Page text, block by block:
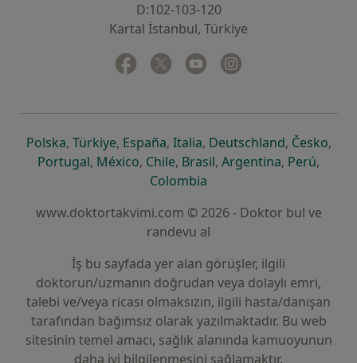
D:102-103-120
Kartal İstanbul, Türkiye
Facebook
yeni bir sekmede açılır
Twitter
yeni bir sekmede açılır
Youtube
yeni bir sekmede açılır
Polskayeni bir sekmede açılır
, Türkiyeyeni bir sekmede açılır
, Españayeni bir sekmede açılır
, Italiayeni bir sekmede açılır
, Deutschlandyeni bir
, Českoyeni
,
Portugalyeni bir sekmede açılır
, Méxicoyeni bir sekmede açılır
, Chileyeni bir sekmede açılır
, Brasilyeni bir sekmede açılır
, Argentinayeni bir
, Perúyeni
,
Colombia
www.doktortakvimi.com © 2026 - Doktor bul ve
randevu al
İş bu sayfada yer alan görüşler, ilgili
doktorun/uzmanın doğrudan veya dolaylı emri,
talebi ve/veya ricası olmaksızın, ilgili hasta/danışan
tarafından bağımsız olarak yazılmaktadır. Bu web
sitesinin temel amacı, sağlık alanında kamuoyunun
daha iyi bilgilenmesini sağlamaktır.